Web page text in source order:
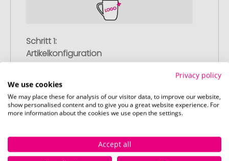
Schritt 1:
Artikelkonfiguration
Wählen Sie Ihre gewünschten
Werbeartikel aus und passen Sie diese
nach Ihren Vorstellungen an.
Anschließend legen Sie die konfigurierten
Artikel in Ihren Warenkorb.
Privacy policy
We use cookies
We may place these for analysis of our visitor data, to improve our website,
show personalised content and to give you a great website experience. For
more information about the cookies we use open the settings.
Accept all